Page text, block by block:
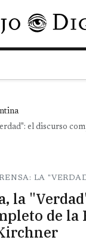
Pasar al
el discurso
LA
la
de la